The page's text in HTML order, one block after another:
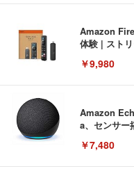
Amazon
体験 | スト
￥9,980
Amazon
a、センサー
￥7,480